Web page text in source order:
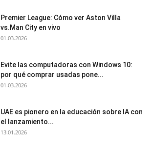
Premier League: Cómo ver Aston Villa
vs.Man City en vivo
01.03.2026
Evite las computadoras con Windows 10:
por qué comprar usadas pone...
01.03.2026
UAE es pionero en la educación sobre IA con
el lanzamiento...
13.01.2026